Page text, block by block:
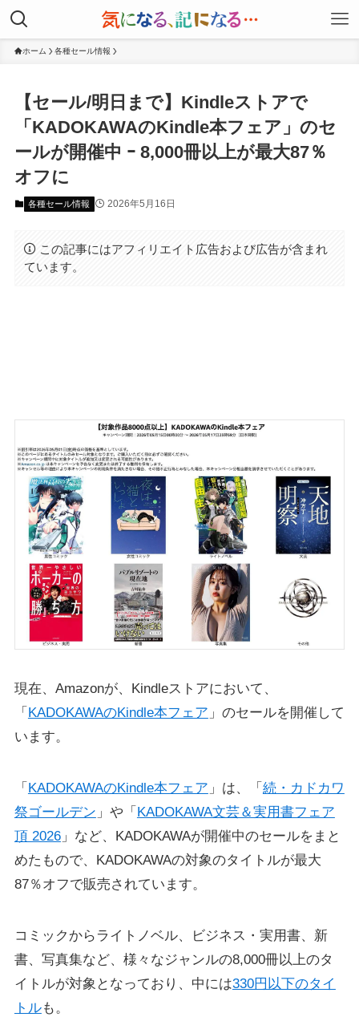
ホーム 各種セール情報
【セール/明日まで】Kindleストアで
「KADOKAWAのKindle本フェア」のセ
ールが開催中 ｰ 8,000冊以上が最大87％
オフに
各種セール情報 2026年5月16日
この記事にはアフィリエイト広告および広告が含まれ
ています。
現在、Amazonが、Kindleストアにおいて、
「 KADOKAWAのKindle本フェア 」のセールを開催して
います。
「 KADOKAWAのKindle本フェア 」は、「 続・カドカワ
祭ゴールデン 」や「 KADOKAWA文芸＆実用書フェア
頂 2026」など、KADOKAWAが開催中のセールをまと
めたもので、KADOKAWAの対象のタイトルが最大
87％オフで販売されています。
コミックからライトノベル、ビジネス・実用書、新
書、写真集など、様々なジャンルの8,000冊以上のタ
イトルが対象となっており、中には330円以下のタイ
トルも。